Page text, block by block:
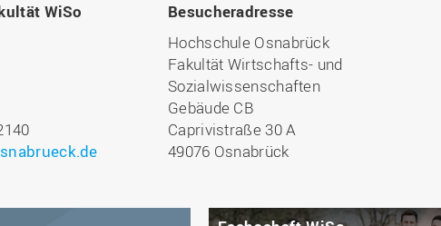
WiSo
Besucheradresse
Hochschule Osnabrück
Fakultät Wirtschafts- und
Sozialwissenschaften
Gebäude CB
Caprivistraße 30 A
49076 Osnabrück